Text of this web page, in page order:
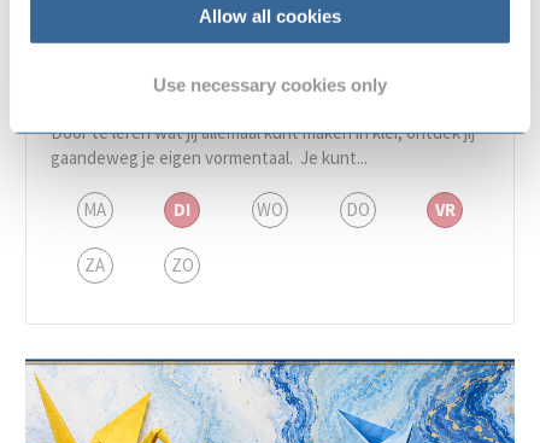
Allow all cookies
Use necessary cookies only
Door te leren wat jij allemaal kunt maken in klei, ontdek jij
gaandeweg je eigen vormentaal. Je kunt...
MA DI WO DO VR
ZA ZO